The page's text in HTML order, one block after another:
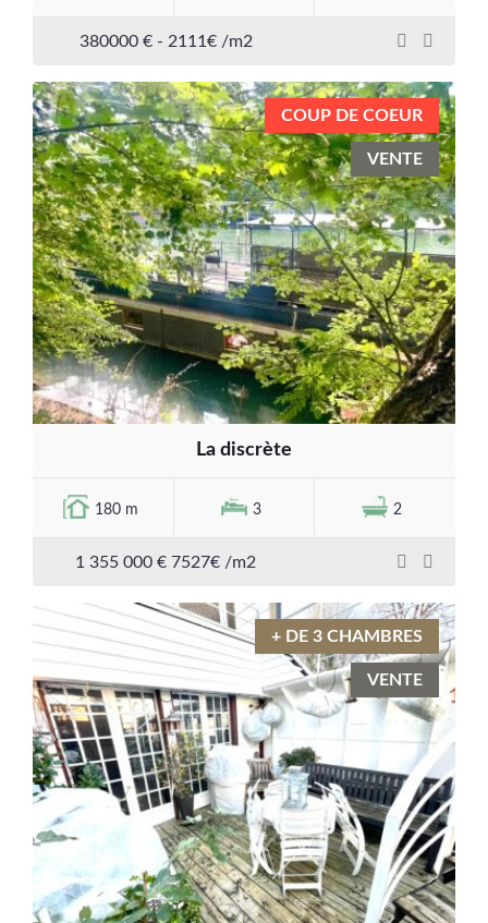
380000 € - 2111€ /m2
COUP DE COEUR
VENTE
La discrète
180 m 3 2
1 355 000 € 7527€ /m2
+ DE 3 CHAMBRES
VENTE